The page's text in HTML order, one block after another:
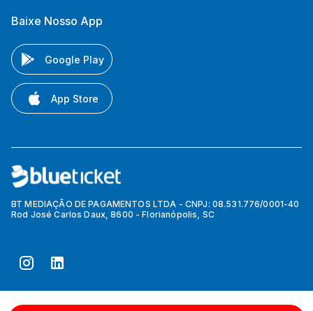
Baixe Nosso App
Google Play
App Store
BT MEDIAÇÃO DE PAGAMENTOS LTDA - CNPJ: 08.531.776/0001-40
Rod José Carlos Daux, 8600 - Florianópolis, SC